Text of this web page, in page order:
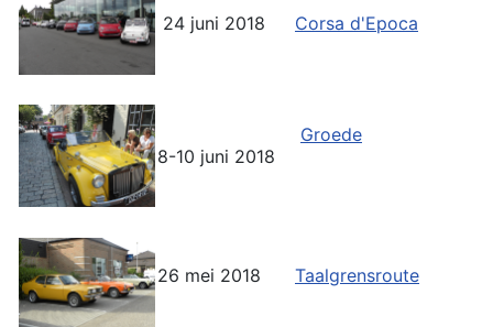
24 juni 2018 Corsa d'Epoca
8-10 juni 2018
Groede
26 mei 2018 Taalgrensroute